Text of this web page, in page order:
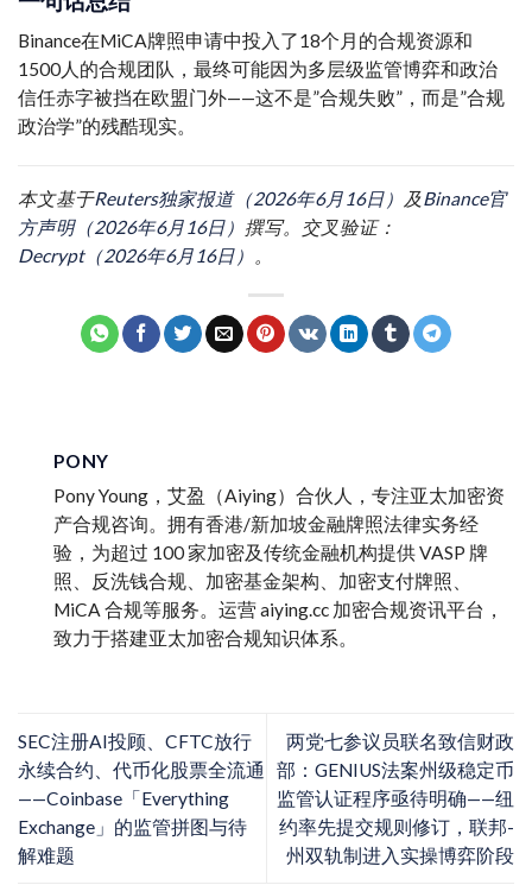
Binance在MiCA牌照申请中投入了18个月的合规资源和
1500人的合规团队，最终可能因为多层级监管博弈和政治
信任赤字被挡在欧盟门外——这不是”合规失败”，而是”合规
政治学”的残酷现实。
本文基于Reuters独家报道（2026年6月16日） 及Binance官
方声明（2026年6月16日） 撰写。交叉验证：
Decrypt（2026年6月16日）
PONY
Pony Young，艾盈（Aiying）合伙人，专注亚太加密资
产合规咨询。拥有香港/新加坡金融牌照法律实务经
验，为超过 100 家加密及传统金融机构提供 VASP 牌
照、反洗钱合规、加密基金架构、加密支付牌照、
MiCA 合规等服务。运营 aiying.cc 加密合规资讯平台，
致力于搭建亚太加密合规知识体系。
SEC注册AI投顾、CFTC放行
永续合约、代币化股票全流通
——Coinbase「Everything
Exchange」的监管拼图与待
解难题
两党七参议员联名致信财政
部：GENIUS法案州级稳定币
监管认证程序亟待明确——纽
约率先提交规则修订，联邦-
州双轨制进入实操博弈阶段